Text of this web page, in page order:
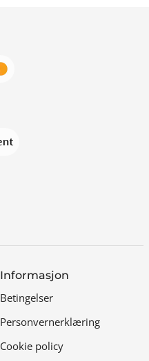
Informasjon
Betingelser
Personvernerklæring
Cookie policy